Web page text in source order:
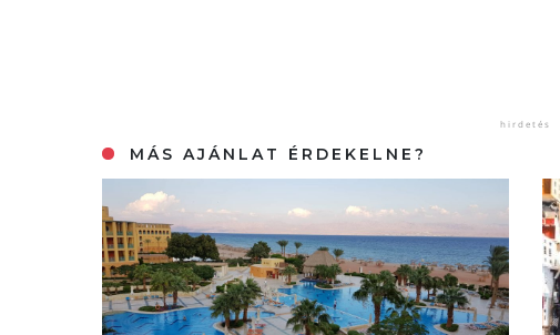
MÁS AJÁNLAT ÉRDEKELNE?